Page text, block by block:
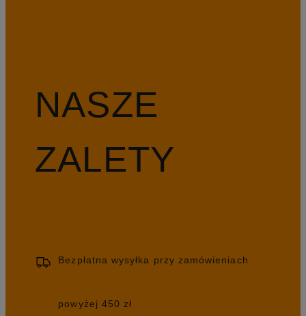
NASZE
ZALETY
Bezpłatna wysyłka przy zamówieniach
powyżej 450 zł